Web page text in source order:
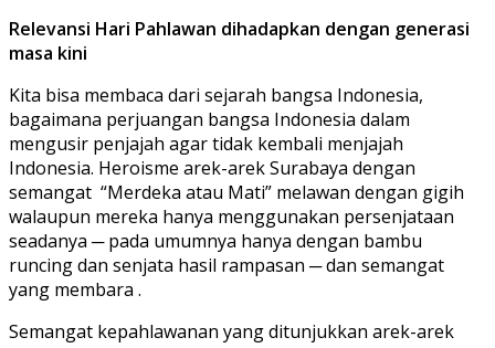
Relevansi Hari Pahlawan dihadapkan dengan generasi
masa kini
Kita bisa membaca dari sejarah bangsa Indonesia,
bagaimana perjuangan bangsa Indonesia dalam
mengusir penjajah agar tidak kembali menjajah
Indonesia. Heroisme arek-arek Surabaya dengan
semangat “Merdeka atau Mati” melawan dengan gigih
walaupun mereka hanya menggunakan persenjataan
seadanya ─ pada umumnya hanya dengan bambu
runcing dan senjata hasil rampasan ─ dan semangat
yang membara .
Semangat kepahlawanan yang ditunjukkan arek-arek